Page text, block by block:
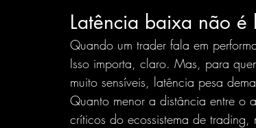
Latência baixa não é
Quando um trader fala em
Isso importa, claro. Mas, para
muito sensíveis, latência pesa
Quanto menor a distância entre o
críticos do ecossistema de